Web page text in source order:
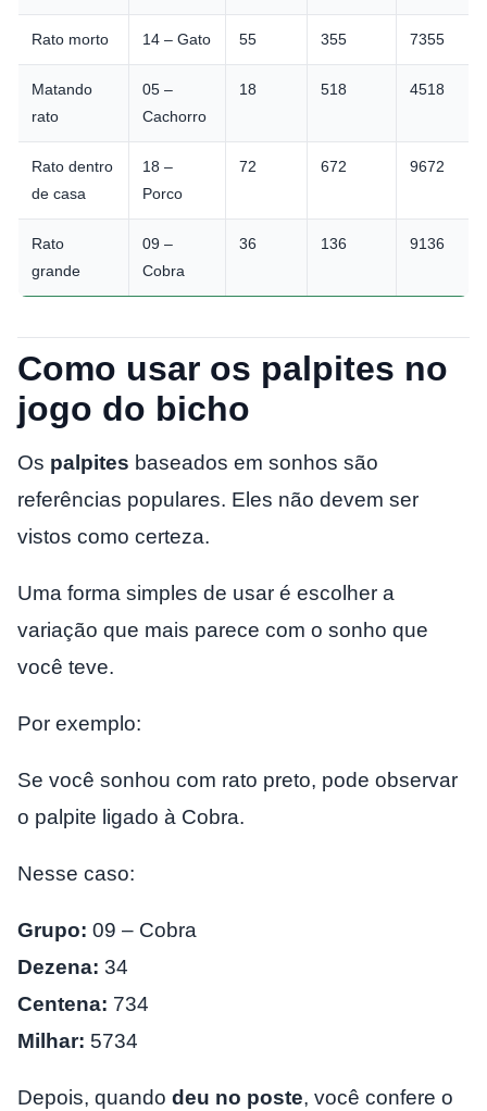
Rato morto 14 – Gato 55 355 7355
Matando
rato
05 –
Cachorro
18 518 4518
Rato dentro
de casa
18 –
Porco
72 672 9672
Rato
grande
09 –
Cobra
36 136 9136
Como usar os palpites no
jogo do bicho
Os palpites baseados em sonhos são
referências populares. Eles não devem ser
vistos como certeza.
Uma forma simples de usar é escolher a
variação que mais parece com o sonho que
você teve.
Por exemplo:
Se você sonhou com rato preto, pode observar
o palpite ligado à Cobra.
Nesse caso:
Grupo: 09 – Cobra
Dezena: 34
Centena: 734
Milhar: 5734
Depois, quando deu no poste, você confere o